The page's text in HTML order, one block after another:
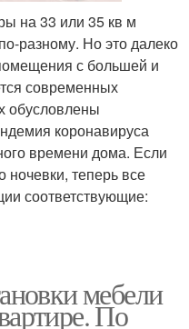
на 33 или 35 кв м
разному. Но это далеко
с большей и
современных
обусловлены
коронавируса
времени дома. Если
теперь все
соответствующие:
мебели
По